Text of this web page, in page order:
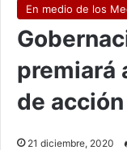
En medio de los
premiará
de
21 diciembre, 2020